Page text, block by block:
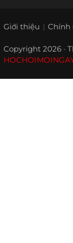
Giới thiệu Chính
Copyright 2026 ·